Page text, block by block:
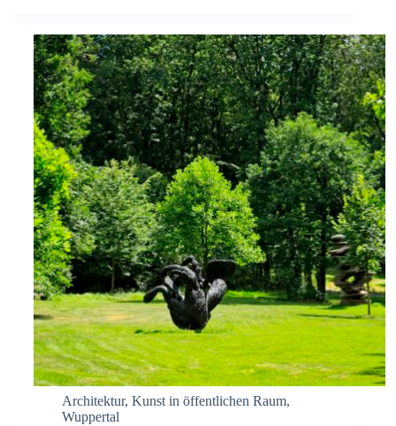
Architektur, Kunst in öffentlichen Raum,
Wuppertal